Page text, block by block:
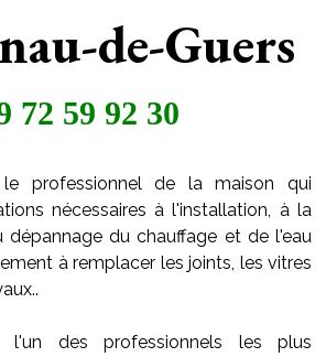
de-Guers
72 59 92 30
professionnel de la maison qui
nécessaires à l'installation, à la
dépannage du chauffage et de l'eau
à remplacer les joints, les vitres
des professionnels les plus